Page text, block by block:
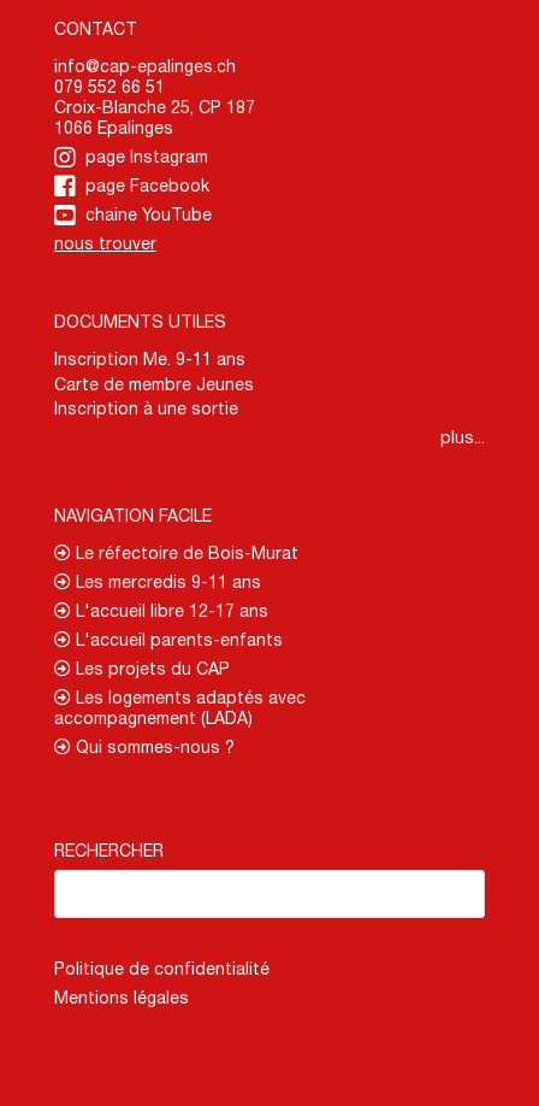
CONTACT
info@cap-epalinges.ch
079 552 66 51
Croix-Blanche 25, CP 187
1066 Epalinges
page Instagram
page Facebook
chaine YouTube
nous trouver
DOCUMENTS UTILES
Inscription Me. 9-11 ans
Carte de membre Jeunes
Inscription à une sortie
plus...
NAVIGATION FACILE
Le réfectoire de Bois-Murat
Les mercredis 9-11 ans
L'accueil libre 12-17 ans
L'accueil parents-enfants
Les projets du CAP
Les logements adaptés avec
accompagnement (LADA)
Qui sommes-nous ?
RECHERCHER
Politique de confidentialité
Mentions légales